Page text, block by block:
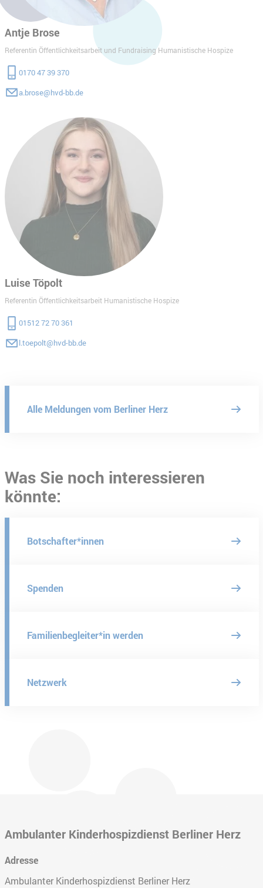
Antje Brose
Referentin Öffentlichkeitsarbeit und Fundraising Humanistische Hospize
0170 47 39 370
a.brose@hvd-bb.de
Luise Töpolt
Referentin Öffentlichkeitsarbeit Humanistische Hospize
01512 72 70 361
l.toepolt@hvd-bb.de
Alle Meldungen vom Berliner Herz
Was Sie noch interessieren
könnte:
Botschafter*innen
Spenden
Familienbegleiter*in werden
Netzwerk
Ambulanter Kinderhospizdienst Berliner Herz
Adresse
Ambulanter Kinderhospizdienst Berliner Herz